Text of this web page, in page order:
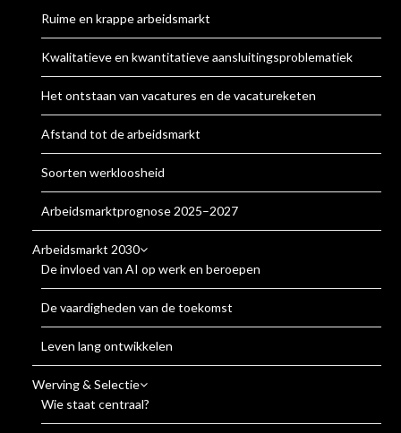
Ruime en krappe arbeidsmarkt
Kwalitatieve en kwantitatieve aansluitingsproblematiek
Het ontstaan van vacatures en de vacatureketen
Afstand tot de arbeidsmarkt
Soorten werkloosheid
Arbeidsmarktprognose 2025–2027
Arbeidsmarkt 2030
De invloed van AI op werk en beroepen
De vaardigheden van de toekomst
Leven lang ontwikkelen
Werving & Selectie
Wie staat centraal?